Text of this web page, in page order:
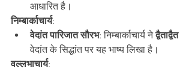
आधारित है।
निम्बार्काचार्य:
वेदांत पारिजात सौरभ: निम्बार्काचार्य ने द्वैताद्वैत
वेदांत के सिद्धांत पर यह भाष्य लिखा है।
वल्लभाचार्य: